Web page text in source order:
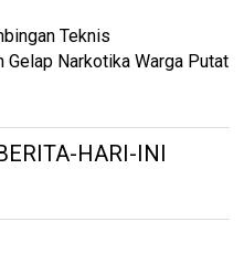
Teknis
Gelap Narkotika Warga Putat
HARI-INI